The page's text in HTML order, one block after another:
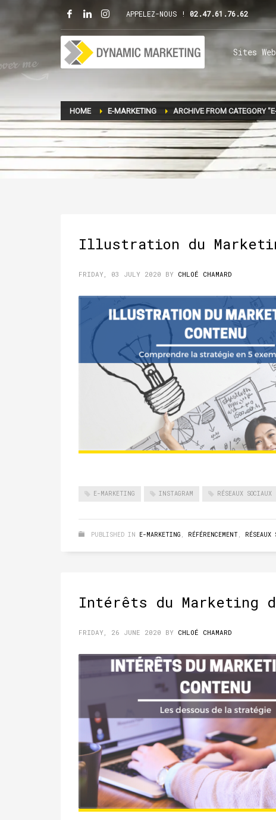
APPELEZ-NOUS ! 02.47.61.76.62
Sites Web
HOME E-MARKETING ARCHIVE FROM CATEGORY
Illustration du
FRIDAY, 03 JULY 2020 BY CHLOÉ CHAMARD
E-MARKETING INSTAGRAM RÉSEAUX SOCIAUX
PUBLISHED IN E-MARKETING , RÉFÉRENCEMENT, RÉSEAUX
Intérêts du Marketing
FRIDAY, 26 JUNE 2020 BY CHLOÉ CHAMARD